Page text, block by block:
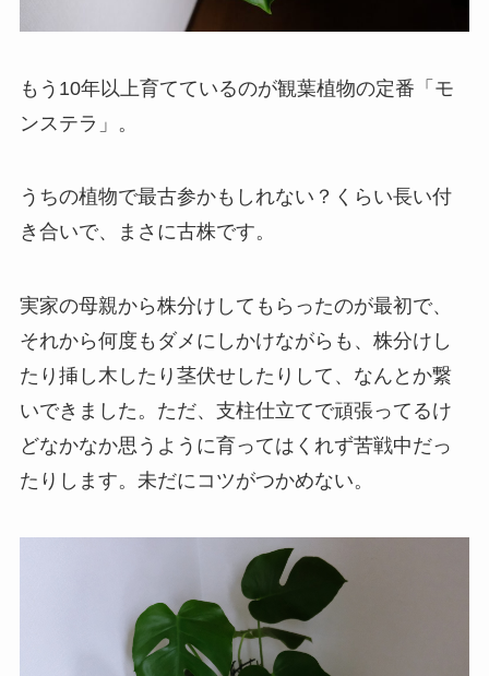
もう10年以上育てているのが観葉植物の定番「モ
ンステラ」。
うちの植物で最古参かもしれない？くらい長い付
き合いで、まさに古株です。
実家の母親から株分けしてもらったのが最初で、
それから何度もダメにしかけながらも、株分けし
たり挿し木したり茎伏せしたりして、なんとか繋
いできました。ただ、支柱仕立てで頑張ってるけ
どなかなか思うように育ってはくれず苦戦中だっ
たりします。未だにコツがつかめない。